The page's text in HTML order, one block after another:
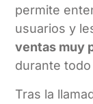
permite
usuarios y
ventas muy
durante
Tras la